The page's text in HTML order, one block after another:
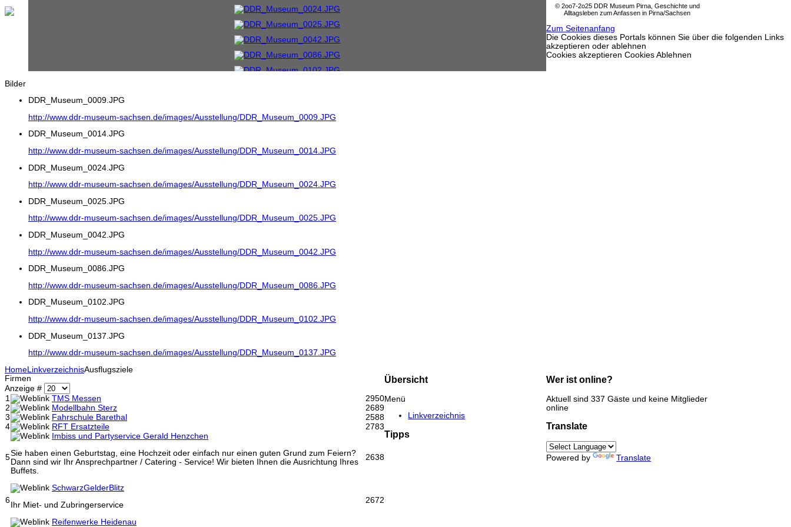
Bilder
DDR_Museum_0009.JPG
http://www.ddr-museum-sachsen.de/images/Ausstellung/DDR_Museum_0009.JPG
DDR_Museum_0014.JPG
http://www.ddr-museum-sachsen.de/images/Ausstellung/DDR_Museum_0014.JPG
DDR_Museum_0024.JPG
http://www.ddr-museum-sachsen.de/images/Ausstellung/DDR_Museum_0024.JPG
DDR_Museum_0025.JPG
http://www.ddr-museum-sachsen.de/images/Ausstellung/DDR_Museum_0025.JPG
DDR_Museum_0042.JPG
http://www.ddr-museum-sachsen.de/images/Ausstellung/DDR_Museum_0042.JPG
DDR_Museum_0086.JPG
http://www.ddr-museum-sachsen.de/images/Ausstellung/DDR_Museum_0086.JPG
DDR_Museum_0102.JPG
http://www.ddr-museum-sachsen.de/images/Ausstellung/DDR_Museum_0102.JPG
DDR_Museum_0137.JPG
http://www.ddr-museum-sachsen.de/images/Ausstellung/DDR_Museum_0137.JPG
HomeLinkverzeichnisAusflugsziele
Firmen
Anzeige #
1
TMS Messen
2950
2
Modellbahn Sterz
2689
3
Fahrschule Barethal
2588
4
RFT Ersatzteile 2783
5
Imbiss und Partyservice Gerald Henzchen
Sie haben einen Geburtstag, eine Hochzeit oder einfach nur einen guten Grund zum Feiern?
Dann sind wir Ihr Ansprechpartner / Catering - Service! Wir bieten Ihnen die Ausrichtung Ihres
Buffets.
2638
6
SchwarzGelderBlitz
Ihr Miet- und Zubringerservice
2672
Reifenwerke Heidenau
Übersicht
Menü
Linkverzeichnis
Tipps
Wer ist online?
Aktuell sind 337 Gäste und keine Mitglieder
online
Translate
Powered by Translate
© 2oo7-2o25 DDR Museum Pirna, Geschichte und
Alltagsleben zum Anfassen in Pirna/Sachsen
Zum Seitenanfang
Die Cookies dieses Portals können Sie über die folgenden Links
akzeptieren oder ablehnen
Cookies akzeptieren Cookies Ablehnen